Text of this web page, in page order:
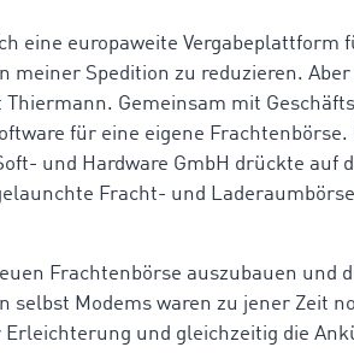
eine europaweite Vergabeplattform
meiner Spedition zu reduzieren.
Thiermann. Gemeinsam mit
für eine eigene
und Hardware GmbH drückte auf
Fracht- und
Frachtenbörse auszubauen und
selbst Modems waren zu jener Zeit
Erleichterung und gleichzeitig die